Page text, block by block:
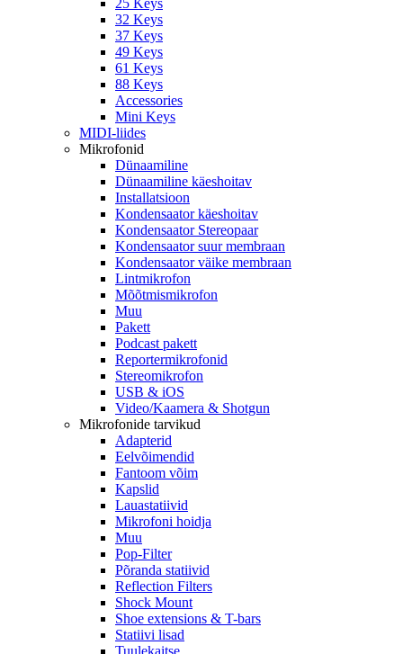
32 Keys
37 Keys
49 Keys
61 Keys
88 Keys
Accessories
Mini Keys
MIDI-liides
Mikrofonid
Dünaamiline
Dünaamiline käeshoitav
Installatsioon
Kondensaator käeshoitav
Kondensaator Stereopaar
Kondensaator suur membraan
Kondensaator väike membraan
Lintmikrofon
Mõõtmismikrofon
Muu
Pakett
Podcast pakett
Reportermikrofonid
Stereomikrofon
USB & iOS
Video/Kaamera & Shotgun
Mikrofonide tarvikud
Adapterid
Eelvõimendid
Fantoom võim
Kapslid
Lauastatiivid
Mikrofoni hoidja
Muu
Pop-Filter
Põranda statiivid
Reflection Filters
Shock Mount
Shoe extensions & T-bars
Statiivi lisad
Tuulekaitse